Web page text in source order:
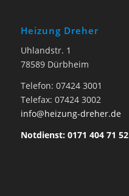
Heizung Dreher
Uhlandstr. 1
78589 Dürbheim
Telefon: 07424 3001
Telefax: 07424 3002
info@heizung-dreher.de
Notdienst: 0171 404 71 52